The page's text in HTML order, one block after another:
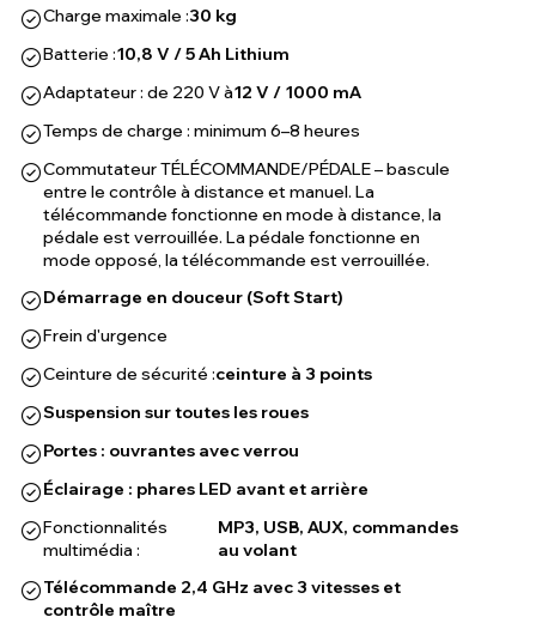
Charge maximale :30 kg
Batterie :10,8 V / 5 Ah Lithium
Adaptateur : de 220 V à12 V / 1000 mA
Temps de charge : minimum 6–8 heures
Commutateur TÉLÉCOMMANDE/PÉDALE – bascule
entre le contrôle à distance et manuel. La
télécommande fonctionne en mode à distance, la
pédale est verrouillée. La pédale fonctionne en
mode opposé, la télécommande est verrouillée.
Démarrage en douceur (Soft Start)
Frein d'urgence
Ceinture de sécurité :ceinture à 3 points
Suspension sur toutes les roues
Portes : ouvrantes avec verrou
Éclairage : phares LED avant et arrière
Fonctionnalités
multimédia :
MP3, USB, AUX, commandes
au volant
Télécommande 2,4 GHz avec 3 vitesses et
contrôle maître